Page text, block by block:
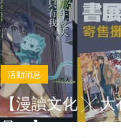
【漫讀文化 ╳ 大
見！】
活動消息